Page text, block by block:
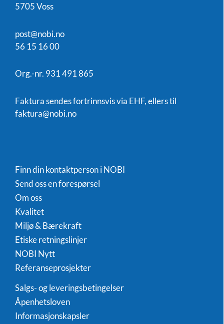
5705 Voss
post@nobi.no
56 15 16 00
Org.-nr. 931 491 865
Faktura sendes fortrinnsvis via EHF, ellers til
faktura@nobi.no
Finn din kontaktperson i NOBI
Send oss en forespørsel
Om oss
Kvalitet
Miljø & Bærekraft
Etiske retningslinjer
NOBI Nytt
Referanseprosjekter
Salgs- og leveringsbetingelser
Åpenhetsloven
Informasjonskapsler